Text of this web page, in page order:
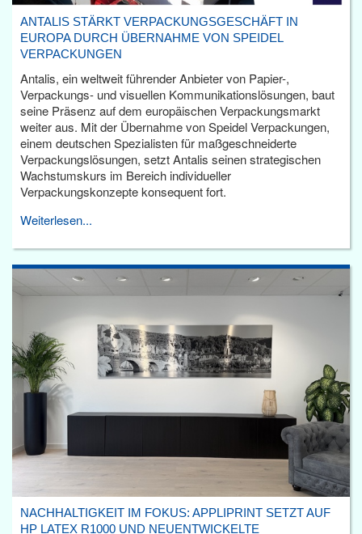
ANTALIS STÄRKT VERPACKUNGSGESCHÄFT IN
EUROPA DURCH ÜBERNAHME VON SPEIDEL
VERPACKUNGEN
Antalis, ein weltweit führender Anbieter von Papier-,
Verpackungs- und visuellen Kommunikationslösungen, baut
seine Präsenz auf dem europäischen Verpackungsmarkt
weiter aus. Mit der Übernahme von Speidel Verpackungen,
einem deutschen Spezialisten für maßgeschneiderte
Verpackungslösungen, setzt Antalis seinen strategischen
Wachstumskurs im Bereich individueller
Verpackungskonzepte konsequent fort.
Weiterlesen...
NACHHALTIGKEIT IM FOKUS: APPLIPRINT SETZT AUF
HP LATEX R1000 UND NEUENTWICKELTE